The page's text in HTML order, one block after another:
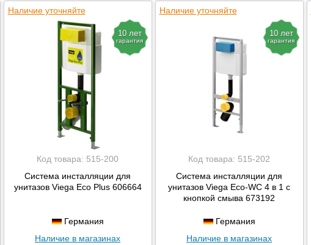
Наличие уточняйте
10 лет
гарантия
Код товара: 515-200
Система инсталляции для
унитазов Viega Eco Plus 606664
Германия
Наличие в магазинах
Наличие уточняйте
10 лет
гарантия
Код товара: 515-202
Система инсталляции для
унитазов Viega Eco-WC 4 в 1 с
кнопкой смыва 673192
Германия
Наличие в магазинах